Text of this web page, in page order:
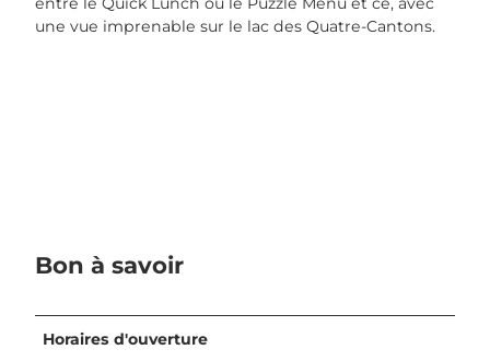
une vue imprenable sur le lac des Quatre-Cantons.
Bon à savoir
Horaires d'ouverture